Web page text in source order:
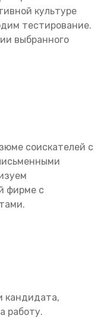
культуре
тестирование.
выбранного
соискателей с
фирме с
кандидата,
работу.